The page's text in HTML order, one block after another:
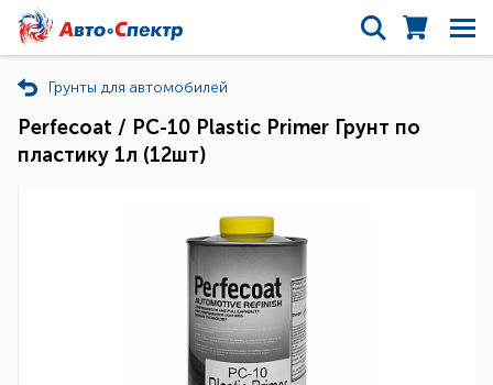
Грунты для автомобилей
Perfecoat / PC-10 Plastic Primer Грунт по
пластику 1л (12шт)